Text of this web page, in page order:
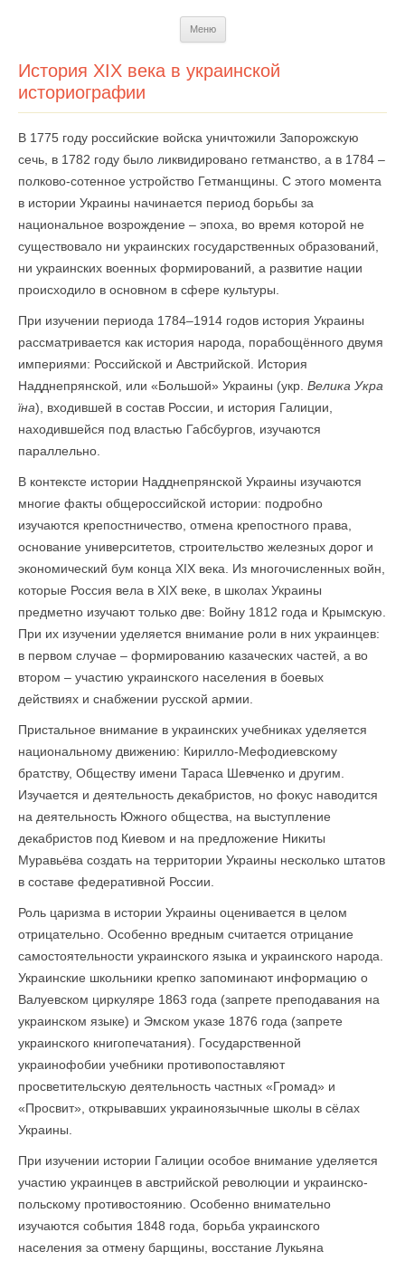
Меню
История ХIХ века в украинской
историографии
В 1775 году российские войска уничтожили Запорожскую
сечь, в 1782 году было ликвидировано гетманство, а в 1784 –
полково-сотенное устройство Гетманщины. С этого момента
в истории Украины начинается период борьбы за
национальное возрождение – эпоха, во время которой не
существовало ни украинских государственных образований,
ни украинских военных формирований, а развитие нации
происходило в основном в сфере культуры.
При изучении периода 1784–1914 годов история Украины
рассматривается как история народа, порабощённого двумя
империями: Российской и Австрийской. История
Надднепрянской, или «Большой» Украины (укр. Велика Укра
їна), входившей в состав России, и история Галиции,
находившейся под властью Габсбургов, изучаются
параллельно.
В контексте истории Надднепрянской Украины изучаются
многие факты общероссийской истории: подробно
изучаются крепостничество, отмена крепостного права,
основание университетов, строительство железных дорог и
экономический бум конца ХIХ века. Из многочисленных войн,
которые Россия вела в ХIХ веке, в школах Украины
предметно изучают только две: Войну 1812 года и Крымскую.
При их изучении уделяется внимание роли в них украинцев:
в первом случае – формированию казаческих частей, а во
втором – участию украинского населения в боевых
действиях и снабжении русской армии.
Пристальное внимание в украинских учебниках уделяется
национальному движению: Кирилло-Мефодиевскому
братству, Обществу имени Тараса Шевченко и другим.
Изучается и деятельность декабристов, но фокус наводится
на деятельность Южного общества, на выступление
декабристов под Киевом и на предложение Никиты
Муравьёва создать на территории Украины несколько штатов
в составе федеративной России.
Роль царизма в истории Украины оценивается в целом
отрицательно. Особенно вредным считается отрицание
самостоятельности украинского языка и украинского народа.
Украинские школьники крепко запоминают информацию о
Валуевском циркуляре 1863 года (запрете преподавания на
украинском языке) и Эмском указе 1876 года (запрете
украинского книгопечатания). Государственной
украинофобии учебники противопоставляют
просветительскую деятельность частных «Громад» и
«Просвит», открывавших украиноязычные школы в сёлах
Украины.
При изучении истории Галиции особое внимание уделяется
участию украинцев в австрийской революции и украинско-
польскому противостоянию. Особенно внимательно
изучаются события 1848 года, борьба украинского
населения за отмену барщины, восстание Лукьяна